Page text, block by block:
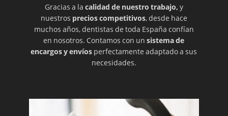
Prótesis dental en Salamanca
Prótesis dental en Zamora
Prótesis dental en Álava
Prótesis dental en Alicante
Prótesis dental en Cáceres
Gracias a la calidad de nuestro trabajo, y
nuestros precios competitivos, desde hace
muchos años, dentistas de toda España confían
en nosotros. Contamos con unsistema de
encargos y envíos perfectamente adaptado a sus
necesidades.